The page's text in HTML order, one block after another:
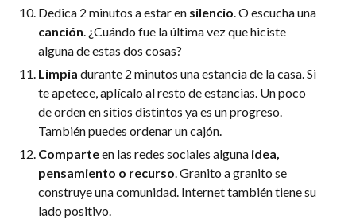
Dedica 2 minutos a estar en silencio . O escucha una
canción . ¿Cuándo fue la última vez que hiciste
alguna de estas dos cosas?
Limpia durante 2 minutos una estancia de la casa. Si
te apetece, aplícalo al resto de estancias. Un poco
de orden en sitios distintos ya es un progreso.
También puedes ordenar un cajón.
Comparteen las redes sociales alguna idea,
pensamiento o recurso . Granito a granito se
construye una comunidad. Internet también tiene su
lado positivo.